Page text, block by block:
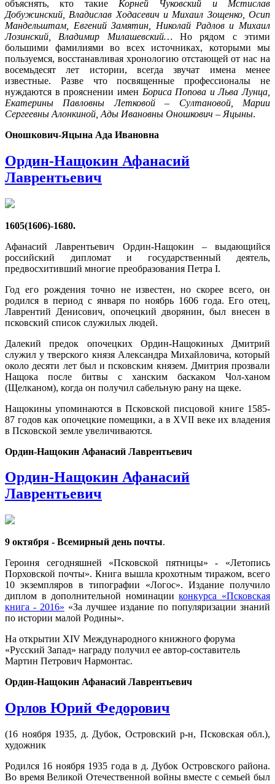
объяснять, кто такие Корней Чуковский и Мстислав
Добужинский, Владислав Ходасевич и Михаил Зощенко, Осип
Мандельштам, Евгений Замятин, Николай Радлов и Михаил
Лозинский, Владимир Милашевский… Но рядом с этими
большими фамилиями во всех источниках, которыми мы
пользуемся, восстанавливая хронологию отстающей от нас на
восемьдесят лет истории, всегда звучат имена менее
известные. Разве что посвященные профессионалы не
нуждаются в прояснении имен Бориса Попова и Льва Лунца,
Екатерины Павловны Летковой – Султановой, Марии
Сергеевны Алонкиной, Ады Ивановны Оношкович – Яцыны.
Оношкович-Яцына Ада Ивановна
Ордин-Нащокин Афанасий
Лаврентьевич
1605(1606)-1680.
Афанасий Лаврентьевич Ордин-Нащокин – выдающийся
российский дипломат и государственный деятель,
предвосхитивший многие преобразования Петра I.
Год его рождения точно не известен, но скорее всего, он
родился в период с января по ноябрь 1606 года. Его отец,
Лаврентий Денисович, опочецкий дворянин, был внесен в
псковский список служилых людей.
Далекий предок опочецких Ордин-Нащокиных Дмитрий
служил у тверского князя Александра Михайловича, который
около десяти лет был и псковским князем. Дмитрия прозвали
Нащока после битвы с ханским баскаком Чол-ханом
(Щелканом), когда он получил сабельную рану на щеке.
Нащокины упоминаются в Псковской писцовой книге 1585-
87 годов как опочецкие помещики, а в XVII веке их владения
в Псковской земле увеличиваются.
Ордин-Нащокин Афанасий Лаврентьевич
Ордин-Нащокин Афанасий
Лаврентьевич
9 октября - Всемирный день почты.
Героиня сегодняшней «Псковской пятницы» - «Летопись
Порховской почты». Книга вышла крохотным тиражом, всего
10 экземпляров в типографии «Логос». Издание получило
диплом в дополнительной номинацииконкурса «Псковская
книга - 2016» «За лучшее издание по популяризации знаний
по истории малой Родины».
На открытии XIV Международного книжного форума
«Русский Запад» награду получил ее автор-составитель
Мартин Петрович Нармонтас.
Ордин-Нащокин Афанасий Лаврентьевич
Орлов Юрий Федорович
(16 ноября 1935, д. Дубок, Островский р-н, Псковская обл.),
художник
Родился 16 ноября 1935 года в д. Дубок Островского района.
Во время Великой Отечественной войны вместе с семьей был